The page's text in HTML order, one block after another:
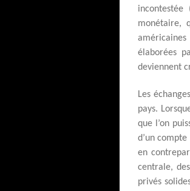
incontestée
monétaire,
élaborées
deviennent
Les
pays.
que l’on
d’un
en
centrale,
privés